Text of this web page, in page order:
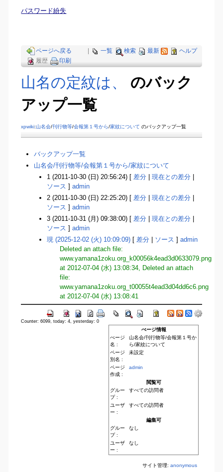
パスワード紛失
一覧 検索 最新 ヘルプ
ページへ戻る
履歴
印刷
山名の定紋は、
のバック
アップ一覧
xpwiki:山名会/刊行物等/会報第１号から/家紋について のバックアップ一覧
バックアップ一覧
山名会​/刊行物等​/会報第１号から​/家紋について
1 (2011-10-30 (日) 20:56:24) [差分 |現在との差分
ソース ]admin
2 (2011-10-30 (日) 22:25:20) [差分 |現在との差分
ソース ]admin
3 (2011-10-31 (月) 09:38:00) [ 差分 |現在との差分
ソース ]admin
現 (2025-12-02 (火) 10:09:09) [ 差分 ソース ]admin
Deleted an attach file:
www.yamana1zoku.org_k00056k4ead3d0633079.png
at 2012-07-04 (水) 13:08:34, Deleted an attach
file:
www.yamana1zoku.org_t00055t4ead3d04dd6c6.png
at 2012-07-04 (水) 13:08:41
ぺージ情報
ぺージ
名 :
山名会/刊行物等/会報第１号か
ら/家紋について
ページ
別名 :
未設定
ページ
作成 :
admin
閲覧可
グルー
プ :
すべての訪問者
ユーザ
ー :
すべての訪問者
編集可
グルー
プ :
なし
ユーザ
ー :
なし
Counter: 6099, today: 4, yesterday: 0
サイト管理: anonymous